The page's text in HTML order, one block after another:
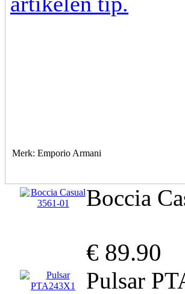
Merk: Emporio Armani
Boccia
€ 89.90
Pulsar